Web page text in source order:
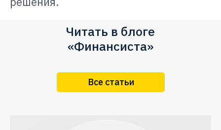
Все статьи
Читать в блоге
«Финансиста»